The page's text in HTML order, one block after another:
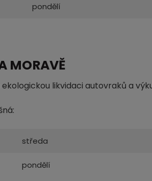
pondělí
MORAVĚ
likvidaci autovraků a
středa
pondělí